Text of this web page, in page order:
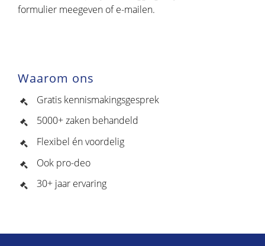
formulier meegeven of e-mailen.
Waarom ons
Gratis kennismakingsgesprek
5000+ zaken behandeld
Flexibel én voordelig
Ook pro-deo
30+ jaar ervaring